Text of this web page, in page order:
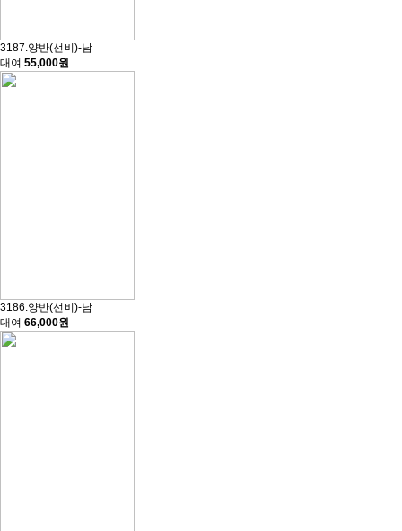
3187.양반(선비)-남
대여 55,000원
3186.양반(선비)-남
대여 66,000원